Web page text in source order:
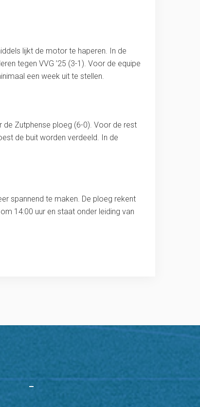
lijkt de motor te haperen. In de
tegen VVG ’25 (3-1). Voor de equipe
een week uit te stellen.
de Zutphense ploeg (6-0). Voor de rest
de buit worden verdeeld. In de
spannend te maken. De ploeg rekent
14:00 uur en staat onder leiding van
–